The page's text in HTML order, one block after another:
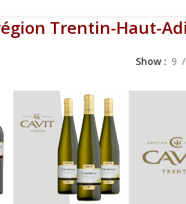
Trentin-Haut-
Show 9